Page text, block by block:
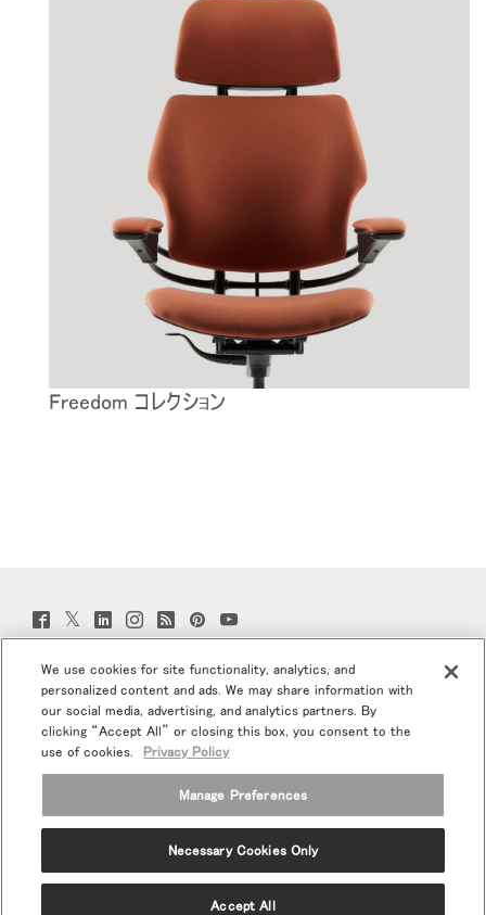
Freedom コレクション
Facebook
(opens
window)
Twitter
(opens
LinkedIn
(opens
window)
Instagram
(opens
window)
Humanscale
Blog
new
window)
Pinterst
window)
YouTube
window)
プロモ＆ニュースにご登録お願いします
Eメールで登録
エルゴノミクス
We use cookies for site functionality, analytics, and
personalized content and ads. We may share information with
our social media, advertising, and analytics partners. By
clicking “Accept All” or closing this box, you consent to the
use of cookies.
Privacy Policy
Manage Preferences
Necessary Cookies Only
Accept All